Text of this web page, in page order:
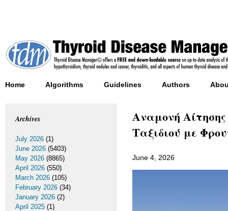
Home Algorithms Guidelines Authors
Αναμονή
Ταξιδιού με
June 4, 2026
Archives
July 2026 (1)
June 2026 (5403)
May 2026 (8865)
April 2026 (550)
March 2026 (105)
February 2026 (34)
January 2026 (2)
April 2025 (1)